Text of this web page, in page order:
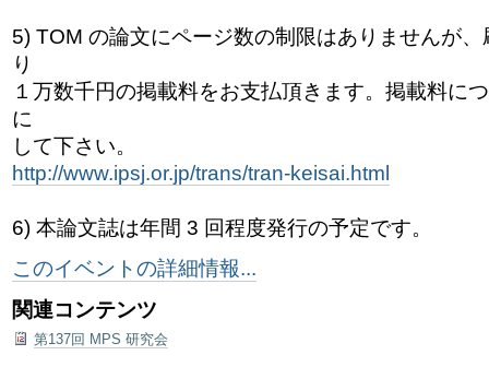
5) TOM の論文にページ数の制限はありませんが
り
１万数千円の掲載料をお支払頂きます。掲載料に
に
して下さい。
http://www.ipsj.or.jp/trans/tran-keisai.html
6) 本論文誌は年間 3 回程度発行の予定です。
このイベントの詳細情報...
関連コンテンツ
第137回 MPS 研究会